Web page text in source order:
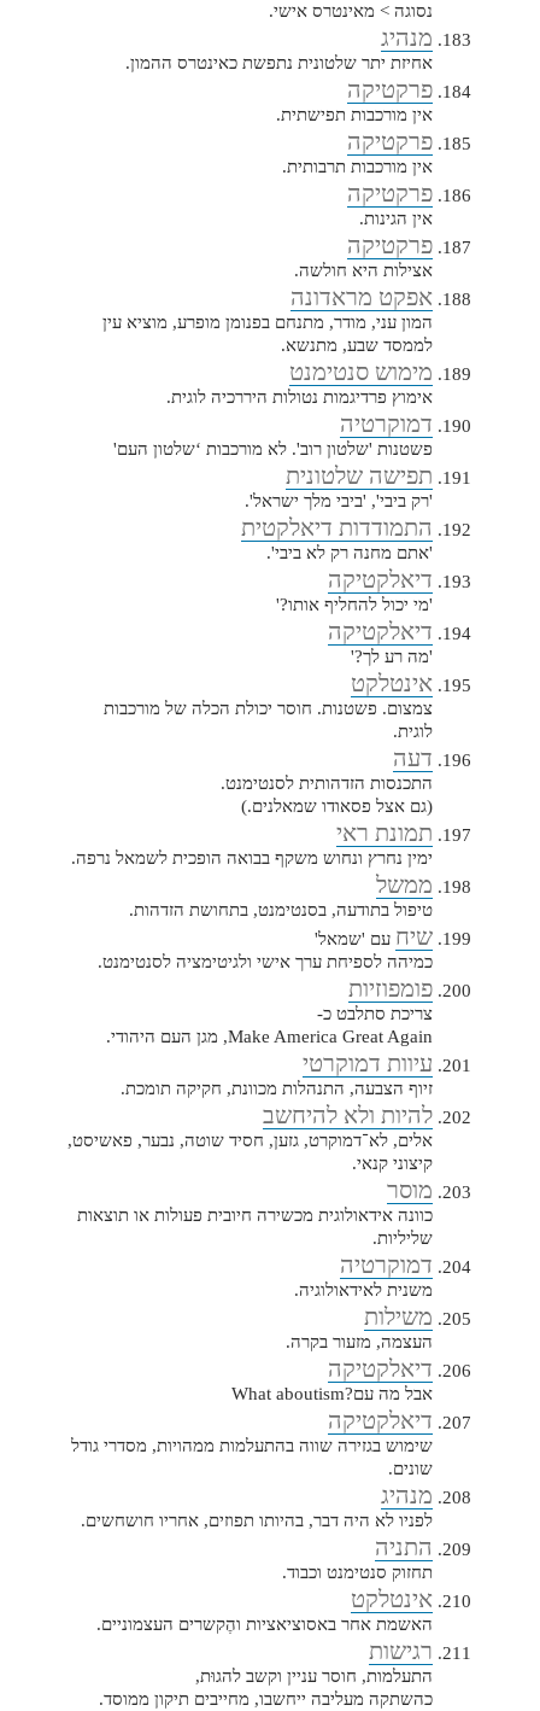
נסוגה > מאינטרס אישי.
מנהיג
אחיזת יתר שלטונית נתפשת כאינטרס ההמון.
פרקטיקה
אין מורכבות תפישתית.
פרקטיקה
אין מורכבות תרבותית.
פרקטיקה
אין הגינות.
פרקטיקה
אצילות היא חולשה.
אפקט מראדונה
המון עני, מודר, מתנחם בפנומן מופרע, מוציא עין
לממסד שבע, מתנשא.
מימוש סנטימנט
אימוץ פרדיגמות נטולות היררכיה לוגית.
דמוקרטיה
פשטנות 'שלטון רוב'. לא מורכבות ‘שלטון העם'
תפישה שלטונית
'רק ביבי', 'ביבי מלך ישראל'.
התמודדות דיאלקטית
'אתם מחנה רק לא ביבי'.
דיאלקטיקה
'מי יכול להחליף אותו?'
דיאלקטיקה
'מה רע לך?'
אינטלקט
צמצום. פשטנות. חוסר יכולת הכלה של מורכבות
לוגית.
דעה
התכנסות הזדהותית לסנטימנט.
(גם אצל פסאודו שמאלנים.)
תמונת ראי
ימין נחרץ ונחוש משקף בבואה הופכית לשמאל נרפה.
ממשל
טיפול בתודעה, בסנטימנט, בתחושת הזדהות.
שיח עם 'שמאל'
כמיהה לספיחת ערך אישי ולגיטימציה לסנטימנט.
פומפוזיות
צריכת סתלבט כ-
Make America Great Again, מגן העם היהודי.
עיוות דמוקרטי
זיוף הצבעה, התנהלות מכוונת, חקיקה תומכת.
להיות ולא להיחשב
אלים, לא־דמוקרט, גזען, חסיד שוטה, נבער, פאשיסט,
קיצוני קנאי.
מוסר
כוונה אידאולוגית מכשירה חיובית פעולות או תוצאות
שליליות.
דמוקרטיה
משנית לאידאולוגיה.
משילות
העצמה, מזעור בקרה.
דיאלקטיקה
אבל מה עם?What aboutism
דיאלקטיקה
שימוש בגזירה שווה בהתעלמות ממהויות, מסדרי גודל
שונים.
מנהיג
לפניו לא היה דבר, בהיותו תפוזים, אחריו חושחשים.
התניה
תחזוק סנטימנט וכבוד.
אינטלקט
האשמת אחר באסוציאציות והֶקשרים העצמוניים.
רגישות
התעלמות, חוסר עניין וקשב להגוּת,
כהשתקה מעליבה ייחשבו, מחייבים תיקון ממוסד.